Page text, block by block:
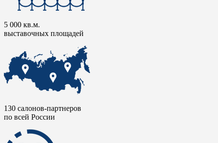
5 000 кв.м.
выставочных площадей
130 салонов-партнеров
по всей России